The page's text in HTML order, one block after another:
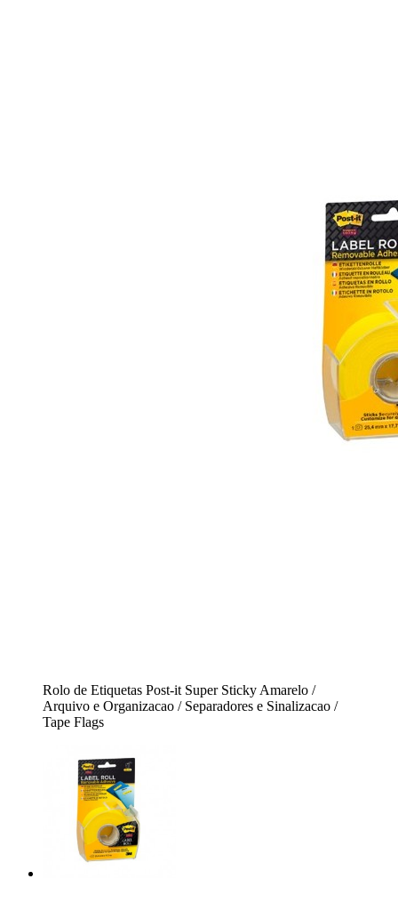
Rolo de Etiquetas Post-it Super Sticky Amarelo /
Arquivo e Organizacao / Separadores e Sinalizacao /
Tape Flags